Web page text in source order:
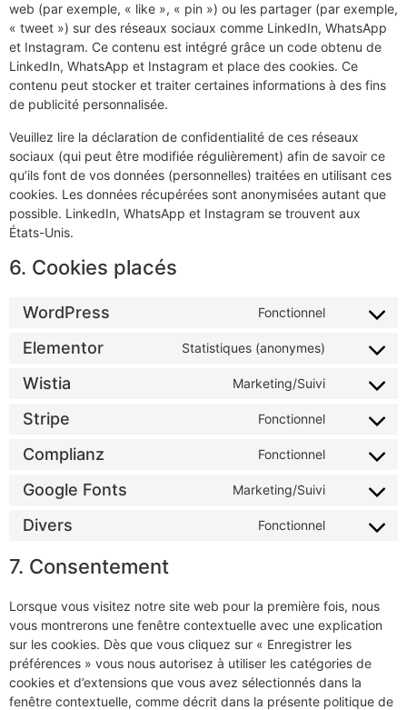
web (par exemple, « like », « pin ») ou les partager (par exemple,
« tweet ») sur des réseaux sociaux comme LinkedIn, WhatsApp
et Instagram. Ce contenu est intégré grâce un code obtenu de
LinkedIn, WhatsApp et Instagram et place des cookies. Ce
contenu peut stocker et traiter certaines informations à des fins
de publicité personnalisée.
Veuillez lire la déclaration de confidentialité de ces réseaux
sociaux (qui peut être modifiée régulièrement) afin de savoir ce
qu’ils font de vos données (personnelles) traitées en utilisant ces
cookies. Les données récupérées sont anonymisées autant que
possible. LinkedIn, WhatsApp et Instagram se trouvent aux
États-Unis.
6. Cookies placés
WordPress Fonctionnel
Consent
service
wordpress
Elementor Statistiques (anonymes)
Consent
service
elementor
Wistia Marketing/Suivi
Consent
service
Stripe Fonctionnel
Consent
service
Complianz Fonctionnel
Consent
service
complianz
Google Fonts Marketing/Suivi
Consent
service
google-
Divers Fonctionnel
Consent
7. Consentement
Lorsque vous visitez notre site web pour la première fois, nous
vous montrerons une fenêtre contextuelle avec une explication
sur les cookies. Dès que vous cliquez sur « Enregistrer les
préférences » vous nous autorisez à utiliser les catégories de
cookies et d’extensions que vous avez sélectionnés dans la
fenêtre contextuelle, comme décrit dans la présente politique de